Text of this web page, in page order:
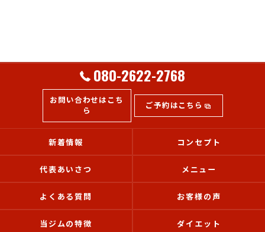
080-2622-2768
お問い合わせはこち
ら
ご予約はこちら
新着情報 コンセプト
代表あいさつ メニュー
よくある質問 お客様の声
当ジムの特徴 ダイエット